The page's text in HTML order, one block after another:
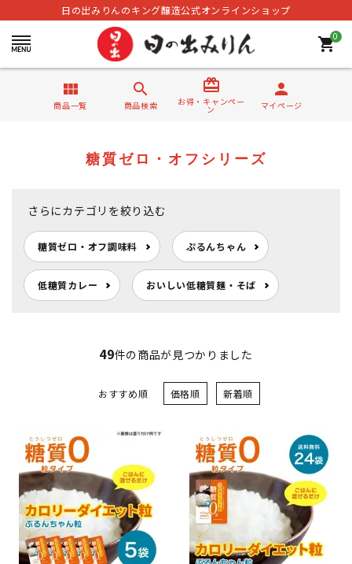
日の出みりんのキング醸造公式オンラインショップ
0
shopping_cart
view_module
商品一覧
search
商品検索
card_giftcard
お得・キャンペー
ン
person
マイページ
糖質ゼロ・オフシリーズ
さらにカテゴリを絞り込む
糖質ゼロ・オフ調味料 ぷるんちゃん
低糖質カレー おいしい低糖質麺・そば
49件の商品が見つかりました
おすすめ順 価格順 新着順